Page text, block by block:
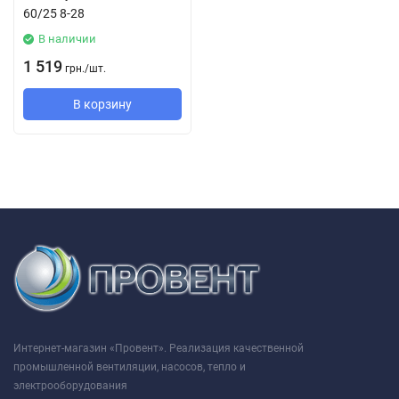
60/25 8-28
В наличии
1 519 грн./шт.
В корзину
Интернет-магазин «Провент». Реализация качественной
промышленной вентиляции, насосов, тепло и
электрооборудования